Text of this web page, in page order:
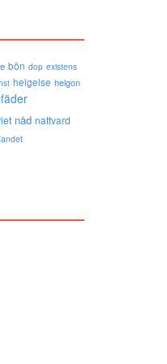
bön dop existens
helgelse helgon
nåd nattvard